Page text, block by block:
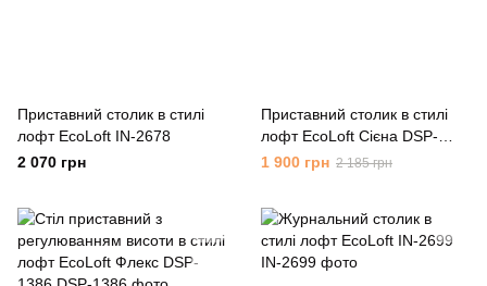
Приставний столик в стилі
лофт EcoLoft IN-2678
2 070 грн
Приставний столик в стилі
лофт EcoLoft Сієна DSP-
1226
1 900 грн 2 185 грн